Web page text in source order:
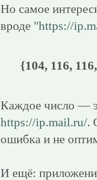
Но самое
вроде "https://
{104, 116,
Каждое число —
https://ip.mail.ru/.
ошибка и не
И ещё: